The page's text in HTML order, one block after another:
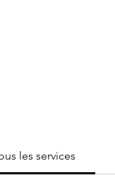
les services